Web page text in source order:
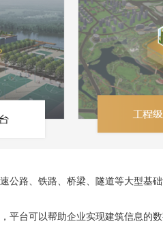
公路、铁路、桥梁、隧道等大型基
平台可以帮助企业实现建筑信息的